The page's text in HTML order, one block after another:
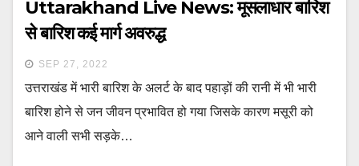
Uttarakhand Live News: मूसलाधार बारिश
से बारिश कई मार्ग अवरुद्ध
SEP 27, 2022
उत्तराखंड में भारी बारिश के अलर्ट के बाद पहाड़ों की रानी में भी भारी
बारिश होने से जन जीवन प्रभावित हो गया जिसके कारण मसूरी को
आने वाली सभी सड़के…